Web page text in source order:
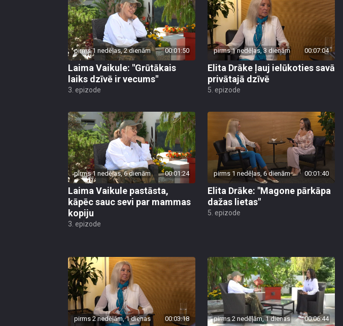
pirms 1 nedēļas, 2 dienām 00:01:50
Laima Vaikule: "Grūtākais
laiks dzīvē ir vecums"
3. epizode
pirms 1 nedēļas, 3 dienām 00:07:04
Elita Drāke ļauj ielūkoties savā
privātajā dzīvē
5. epizode
pirms 1 nedēļas, 6 dienām 00:01:24
Laima Vaikule pastāsta,
kāpēc sauc sevi par mammas
kopiju
3. epizode
pirms 1 nedēļas, 6 dienām 00:01:40
Elita Drāke: "Magone pārkāpa
dažas lietas"
5. epizode
pirms 2 nedēļām, 1 dienas 00:03:18 pirms 2 nedēļām, 1 dienas 00:06:44